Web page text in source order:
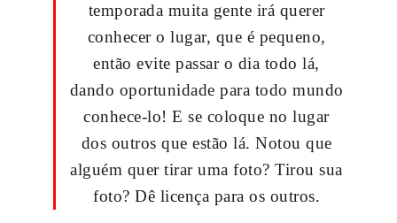
temporada muita gente irá querer
conhecer o lugar, que é pequeno,
então evite passar o dia todo lá,
dando oportunidade para todo mundo
conhece-lo! E se coloque no lugar
dos outros que estão lá. Notou que
alguém quer tirar uma foto? Tirou sua
foto? Dê licença para os outros.